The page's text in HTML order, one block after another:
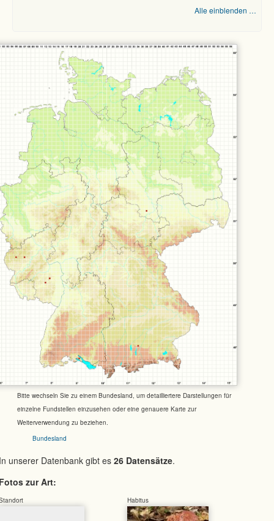
Alle einblenden …
Bitte wechseln Sie zu einem Bundesland, um detailliertere Darstellungen für
einzelne Fundstellen einzusehen oder eine genauere Karte zur
Weiterverwendung zu beziehen.
Bundesland
unserer Datenbank gibt es 26 Datensätze.
zur Art:
Habitus